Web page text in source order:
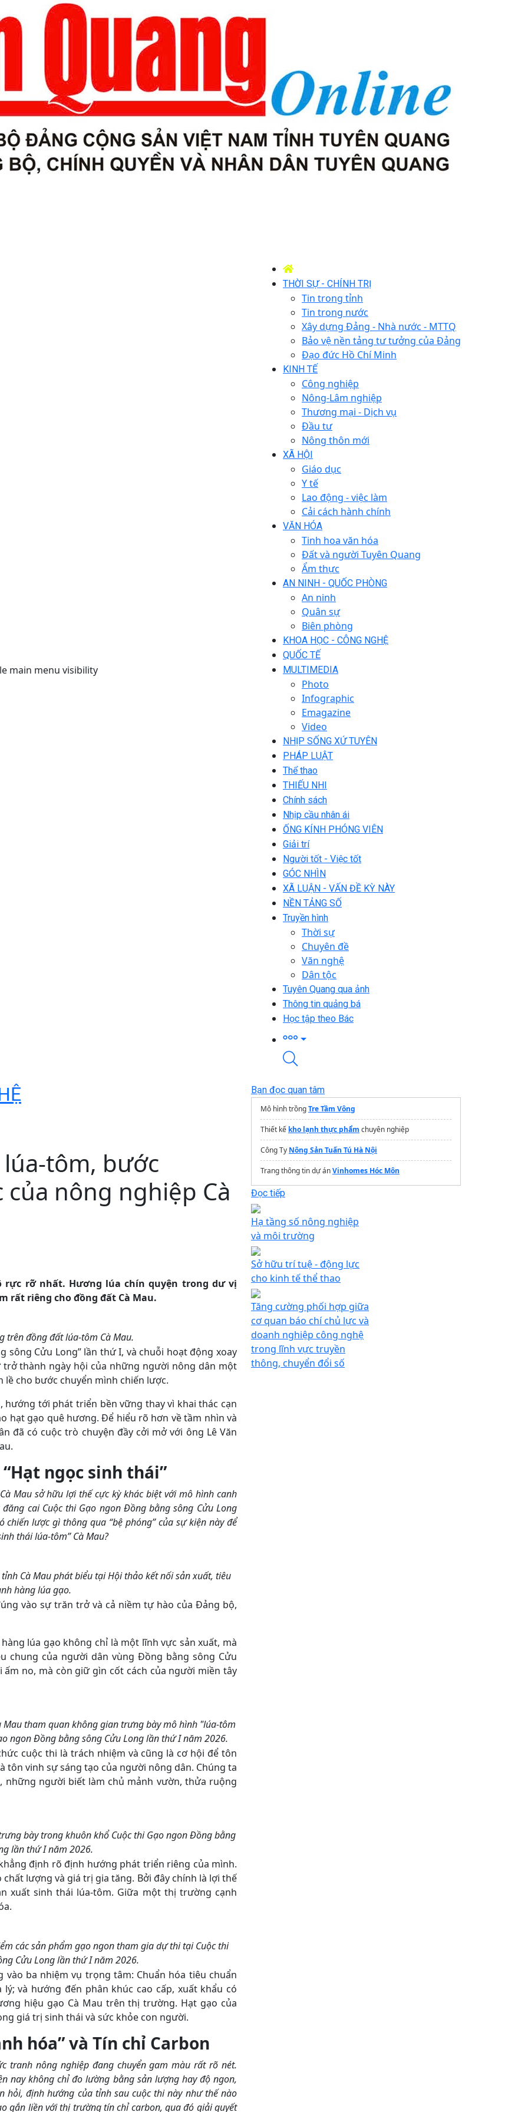
main menu visibility
THỜI SỰ - CHÍNH TRỊ
Tin trong tỉnh
Tin trong nước
Xây dựng Đảng - Nhà nước - MTTQ
Bảo vệ nền tảng tư tưởng của Đảng
Đạo đức Hồ Chí Minh
KINH TẾ
Công nghiệp
Nông-Lâm nghiệp
Thương mại - Dịch vụ
Đầu tư
Nông thôn mới
XÃ HỘI
Giáo dục
Y tế
Lao động - việc làm
Cải cách hành chính
VĂN HÓA
Tinh hoa văn hóa
Đất và người Tuyên Quang
Ẩm thực
AN NINH - QUỐC PHÒNG
An ninh
Quân sự
Biên phòng
KHOA HỌC - CÔNG NGHỆ
QUỐC TẾ
MULTIMEDIA
Photo
Infographic
Emagazine
Video
NHỊP SỐNG XỨ TUYÊN
PHÁP LUẬT
Thể thao
THIẾU NHI
Chính sách
Nhịp cầu nhân ái
ỐNG KÍNH PHÓNG VIÊN
Giải trí
Người tốt - Việc tốt
GÓC NHÌN
XÃ LUẬN - VẤN ĐỀ KỲ NÀY
NỀN TẢNG SỐ
Truyền hình
Thời sự
Chuyên đề
Văn nghệ
Dân tộc
Tuyên Quang qua ảnh
Thông tin quảng bá
Học tập theo Bác
lúa-tôm, bước
nông nghiệp Cà
rực rỡ nhất. Hương lúa chín quyện trong dư vị
rất riêng cho đồng đất Cà Mau.
trên đồng đất lúa-tôm Cà Mau.
sông Cửu Long” lần thứ I, và chuỗi hoạt động xoay
thành ngày hội của những người nông dân một
lề cho bước chuyển mình chiến lược.
tới phát triển bền vững thay vì khai thác cạn
hạt gạo quê hương. Để hiểu rõ hơn về tầm nhìn và
đã có cuộc trò chuyện đầy cởi mở với ông Lê Văn
ngọc sinh thái”
Mau sở hữu lợi thế cực kỳ khác biệt với mô hình canh
cai Cuộc thi Gạo ngon Đồng bằng sông Cửu Long
lược gì thông qua “bệ phóng” của sự kiện này để
thái lúa-tôm” Cà Mau?
Cà Mau phát biểu tại Hội thảo kết nối sản xuất, tiêu
hàng lúa gạo.
vào sự trăn trở và cả niềm tự hào của Đảng bộ,
lúa gạo không chỉ là một lĩnh vực sản xuất, mà
chung của người dân vùng Đồng bằng sông Cửu
no, mà còn giữ gìn cốt cách của người miền tây
Mau tham quan không gian trưng bày mô hình "lúa-tôm
ngon Đồng bằng sông Cửu Long lần thứ I năm 2026.
cuộc thi là trách nhiệm và cũng là cơ hội để tôn
tôn vinh sự sáng tạo của người nông dân. Chúng ta
người biết làm chủ mảnh vườn, thửa ruộng
bày trong khuôn khổ Cuộc thi Gạo ngon Đồng bằng
lần thứ I năm 2026.
định rõ định hướng phát triển riêng của mình.
lượng và giá trị gia tăng. Bởi đây chính là lợi thế
xuất sinh thái lúa-tôm. Giữa một thị trường cạnh
các sản phẩm gạo ngon tham gia dự thi tại Cuộc thi
Cửu Long lần thứ I năm 2026.
ba nhiệm vụ trọng tâm: Chuẩn hóa tiêu chuẩn
và hướng đến phân khúc cao cấp, xuất khẩu có
hiệu gạo Cà Mau trên thị trường. Hạt gạo của
giá trị sinh thái và sức khỏe con người.
hóa” và Tín chỉ Carbon
tranh nông nghiệp đang chuyển gam màu rất rõ nét.
nay không chỉ đo lường bằng sản lượng hay độ ngon,
hỏi, định hướng của tỉnh sau cuộc thi này như thế nào
gắn liền với thị trường tín chỉ carbon, qua đó giải quyết
Bạn đọc quan tâm
Mô hình trồngTre Tầm Vông
Thiết kế kho lạnh thực phẩm chuyên nghiệp
Công Ty Nông Sản Tuấn Tú Hà Nội
Trang thông tin dự ánVinhomes Hóc Môn
Đọc tiếp
Hạ tầng số nông nghiệp
và môi trường
Sở hữu trí tuệ - động lực
cho kinh tế thể thao
Tăng cường phối hợp giữa
cơ quan báo chí chủ lực và
doanh nghiệp công nghệ
trong lĩnh vực truyền
thông, chuyển đổi số